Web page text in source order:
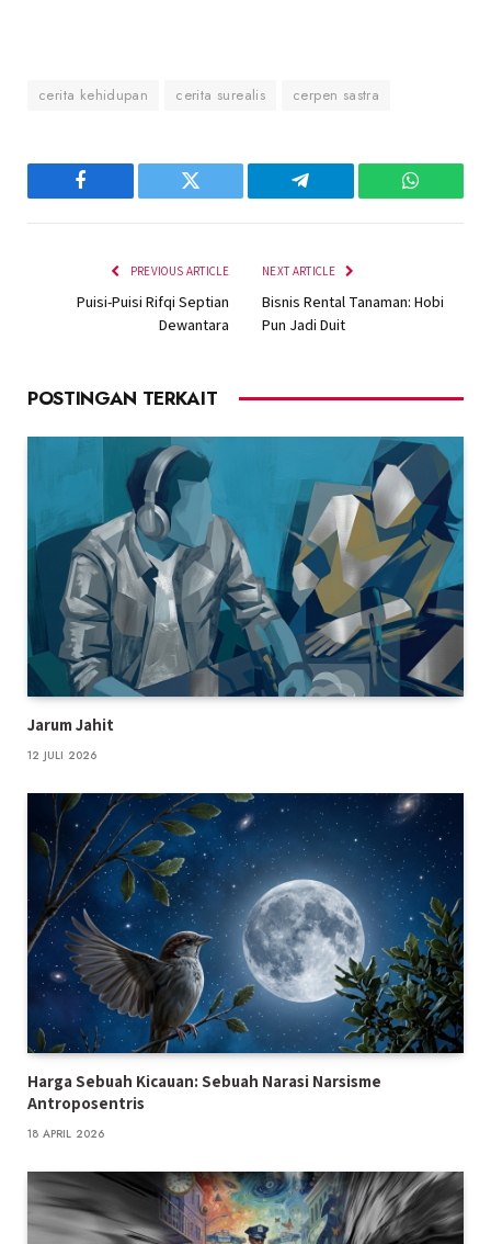
cerita kehidupan cerita surealis cerpen sastra
Facebook Twitter Telegram
PREVIOUS ARTICLE
Puisi-Puisi Rifqi Septian
Dewantara
NEXT ARTICLE
Bisnis Rental Tanaman: Hobi
Pun Jadi Duit
POSTINGAN TERKAIT
Jarum Jahit
12 JULI 2026
Harga Sebuah Kicauan: Sebuah Narasi Narsisme
Antroposentris
18 APRIL 2026